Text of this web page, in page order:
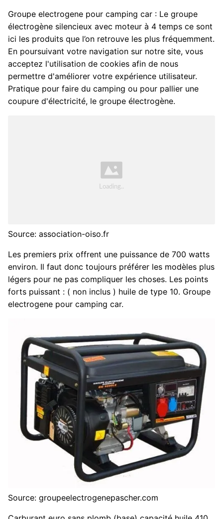
Groupe electrogene pour camping car : Le groupe
électrogène silencieux avec moteur à 4 temps ce sont
ici les produits que l’on retrouve les plus fréquemment.
En poursuivant votre navigation sur notre site, vous
acceptez l'utilisation de cookies afin de nous
permettre d'améliorer votre expérience utilisateur.
Pratique pour faire du camping ou pour pallier une
coupure d'électricité, le groupe électrogène.
Source: association-oiso.fr
Les premiers prix offrent une puissance de 700 watts
environ. Il faut donc toujours préférer les modèles plus
légers pour ne pas compliquer les choses. Les points
forts puissant : ( non inclus ) huile de type 10. Groupe
electrogene pour camping car.
Source: groupeelectrogenepascher.com